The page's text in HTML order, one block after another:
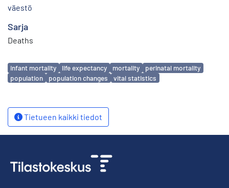
väestö
Sarja
Deaths
Avainsanat
infant mortality life expectancy mortality
perinatal mortality
population
population changes vital statistics
Tietueen kaikki tiedot